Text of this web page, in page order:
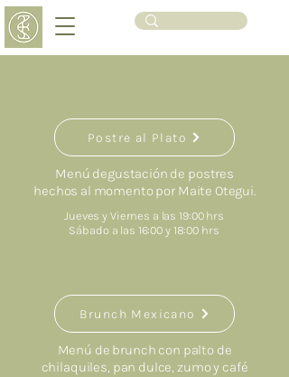
Postre al Plato
Menú degustación de postres
hechos al momento por Maite Otegui.
Jueves y Viernes a las 19:00 hrs
Sábado a las 16:00 y 18:00 hrs
Brunch Mexicano
Menú de brunch con palto de
chilaquiles, pan dulce, zumo y café